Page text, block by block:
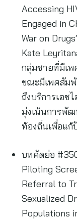
Accessing
Engaged in
War on
Kate
กลุ่มชายที่มีเพ
ขณะมีเพศสัม
ถึงบริการเอช
มุ่งเน้นการพั
ท้องถิ่นเพื่อแ
บทคัดย่อ
Piloting
Referral to
Sexualized
Populations